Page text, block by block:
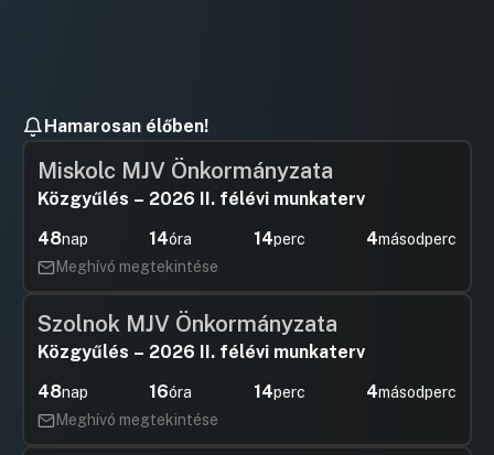
Hamarosan élőben!
Miskolc MJV Önkormányzata
Közgyűlés – 2026 II. félévi munkaterv
48nap 14óra 14perc 4másodperc
Meghívó megtekintése
Szolnok MJV Önkormányzata
Közgyűlés – 2026 II. félévi munkaterv
48nap 16óra 14perc 4másodperc
Meghívó megtekintése